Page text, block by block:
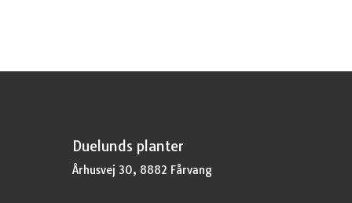
Duelunds planter
Århusvej 30, 8882 Fårvang